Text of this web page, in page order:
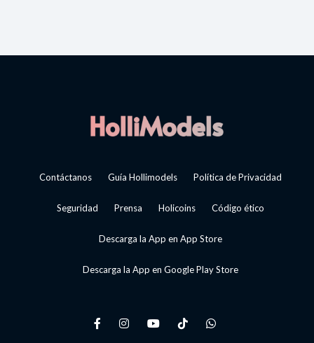
Contáctanos Guía Hollimodels Política de Privacidad
Seguridad Prensa Holicoins Código ético
Descarga la App en App Store
Descarga la App en Google Play Store